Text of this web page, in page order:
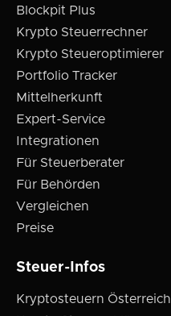
Blockpit Plus
Krypto Steuerrechner
Krypto Steueroptimierer
Portfolio Tracker
Mittelherkunft
Expert-Service
Integrationen
Für Steuerberater
Für Behörden
Vergleichen
Preise
Steuer-Infos
Kryptosteuern Österreich